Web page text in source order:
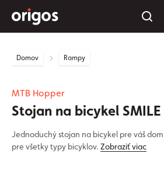
Domov Rampy
MTB Hopper
Stojan na bicykel SMILE
Jednoduchý stojan na bicykel pre váš
pre všetky typy bicyklov. Zobraziť viac